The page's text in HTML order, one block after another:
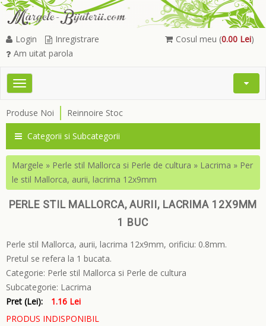
Cosul meu (0.00 Lei)
Login
Inregistrare
Am uitat parola
Toggle
Open
Produse Noi Reinnoire Stoc
Categorii si Subcategorii
Margele » Perle stil Mallorca si Perle de cultura » Lacrima » Per
le stil Mallorca, aurii, lacrima 12x9mm
PERLE STIL MALLORCA, AURII, LACRIMA 12X9MM
1 BUC
Perle stil Mallorca, aurii, lacrima 12x9mm, orificiu: 0.8mm.
Pretul se refera la 1 bucata.
Categorie: Perle stil Mallorca si Perle de cultura
Subcategorie: Lacrima
Pret (Lei):
1.16 Lei
PRODUS INDISPONIBIL